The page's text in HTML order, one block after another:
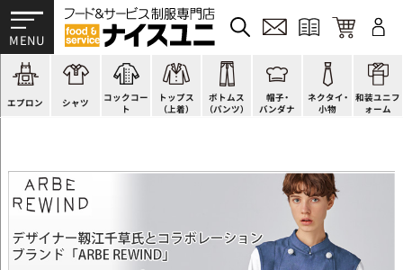
エプロン
かぶり型
スモック風
厨房用
ラップエプロン
シャツ
ピンタック
Tシャツ
ポロシャツ
和風シャツ(Asian)コックコー
ト
ショップコート
スタンダード
ファッション
キッズ
トップス
（上着）
法被(はっぴ)
調理白衣
カットソー
ジャンバー
ボトムス
（パンツ）
イージーパンツ
ワンピース
厨房シューズ
フロアシューズ
帽子・
バンダナ
洋帽子
コック帽
衛生帽子
ヘアネット
ネクタイ・
小物
ネクタイ
蝶ネクタイ
リボン・スカーフ
クロスタイ
和装ユニフ
ォーム
帯
草履、足袋など
着付小物
きもの